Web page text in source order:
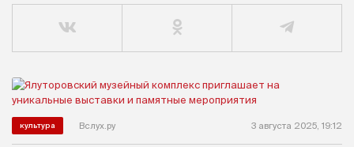
культура Вслух.ру 3 августа 2025, 19:12